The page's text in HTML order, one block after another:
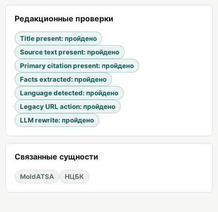
Редакционные проверки
Title present: пройдено
Source text present: пройдено
Primary citation present: пройдено
Facts extracted: пройдено
Language detected: пройдено
Legacy URL action: пройдено
LLM rewrite: пройдено
Связанные сущности
MoldATSA НЦБК